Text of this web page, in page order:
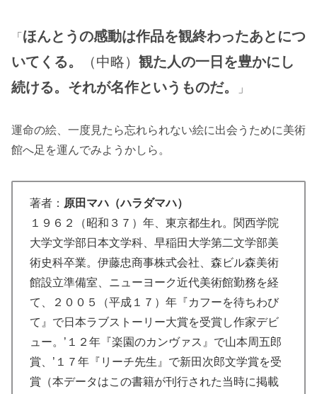
「 ほんとうの感動は作品を観終わったあとにつ
いてくる。
（中略） 観た人の一日を豊かにし
続ける。それが名作というものだ。
」
運命の絵、一度見たら忘れられない絵に出会うために美術
館へ足を運んでみようかしら。
著者： 原田マハ（ハラダマハ）
１９６２（昭和３７）年、東京都生れ。関西学院
大学文学部日本文学科、早稲田大学第二文学部美
術史科卒業。伊藤忠商事株式会社、森ビル森美術
館設立準備室、ニューヨーク近代美術館勤務を経
て、２００５（平成１７）年『カフーを待ちわび
て』で日本ラブストーリー大賞を受賞し作家デビ
ュー。’１２年『楽園のカンヴァス』で山本周五郎
賞、’１７年『リーチ先生』で新田次郎文学賞を受
賞（本データはこの書籍が刊行された当時に掲載